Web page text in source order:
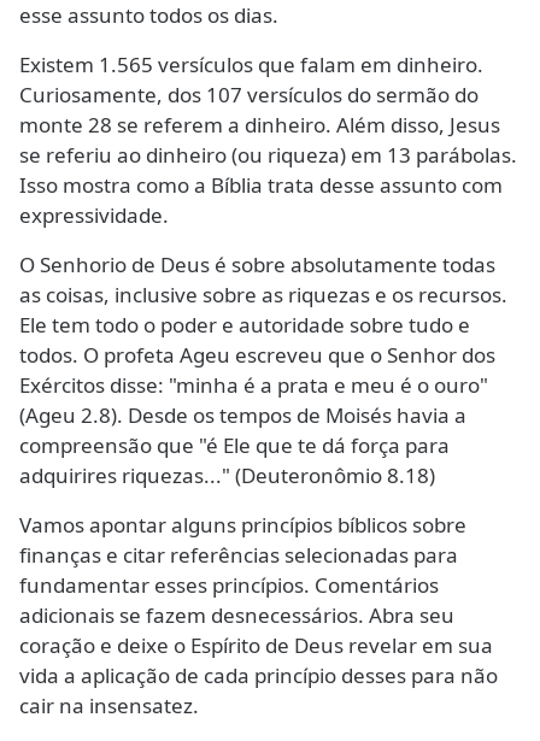
esse assunto todos os dias.
Existem 1.565 versículos que falam em dinheiro.
Curiosamente, dos 107 versículos do sermão do
monte 28 se referem a dinheiro. Além disso, Jesus
se referiu ao dinheiro (ou riqueza) em 13 parábolas.
Isso mostra como a Bíblia trata desse assunto com
expressividade.
O Senhorio de Deus é sobre absolutamente todas
as coisas, inclusive sobre as riquezas e os recursos.
Ele tem todo o poder e autoridade sobre tudo e
todos. O profeta Ageu escreveu que o Senhor dos
Exércitos disse: "minha é a prata e meu é o ouro"
(Ageu 2.8). Desde os tempos de Moisés havia a
compreensão que "é Ele que te dá força para
adquirires riquezas..." (Deuteronômio 8.18)
Vamos apontar alguns princípios bíblicos sobre
finanças e citar referências selecionadas para
fundamentar esses princípios. Comentários
adicionais se fazem desnecessários. Abra seu
coração e deixe o Espírito de Deus revelar em sua
vida a aplicação de cada princípio desses para não
cair na insensatez.